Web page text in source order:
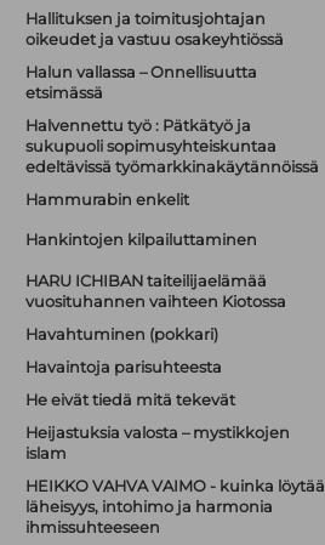
Hallituksen ja toimitusjohtajan
oikeudet ja vastuu osakeyhtiössä
Halun vallassa – Onnellisuutta
etsimässä
Halvennettu työ : Pätkätyö ja
sukupuoli sopimusyhteiskuntaa
edeltävissä työmarkkinakäytännöissä
Hammurabin enkelit
Hankintojen kilpailuttaminen
HARU ICHIBAN taiteilijaelämää
vuosituhannen vaihteen Kiotossa
Havahtuminen (pokkari)
Havaintoja parisuhteesta
He eivät tiedä mitä tekevät
Heijastuksia valosta – mystikkojen
islam
HEIKKO VAHVA VAIMO - kuinka löytää
läheisyys, intohimo ja harmonia
ihmissuhteeseen